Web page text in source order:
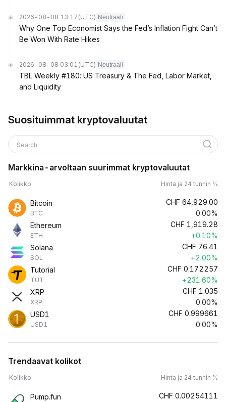
2026-08-08 13:17 (UTC) Neutraali
Why One Top Economist Says the Fed’s Inflation Fight Can’t
Be Won With Rate Hikes
2026-08-08 03:01 (UTC) Neutraali
TBL Weekly #180: US Treasury & The Fed, Labor Market,
and Liquidity
Suosituimmat kryptovaluutat
Search
Markkina-arvoltaan suurimmat kryptovaluutat
Kolikko Hinta ja 24 tunnin %
Bitcoin
BTC
CHF 64,929.00
0.00%
Ethereum
ETH
CHF 1,919.28
+0.10%
Solana
SOL
CHF 76.41
+2.00%
Tutorial
TUT
CHF 0.172257
+231.60%
XRP
XRP
CHF 1.035
0.00%
USD1
USD1
CHF 0.999661
0.00%
Trendaavat kolikot
Kolikko Hinta ja 24 tunnin %
Pump.fun CHF 0.00254111